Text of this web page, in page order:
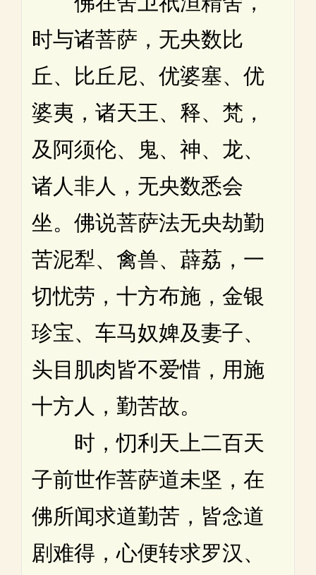
时与诸菩萨，无央数比
丘、比丘尼、优婆塞、优
婆夷，诸天王、释、梵，
及阿须伦、鬼、神、龙、
诸人非人，无央数悉会
坐。佛说菩萨法无央劫勤
苦泥犁、禽兽、薜荔，一
切忧劳，十方布施，金银
珍宝、车马奴婢及妻子、
头目肌肉皆不爱惜，用施
十方人，勤苦故。
时，忉利天上二百天
子前世作菩萨道未坚，在
佛所闻求道勤苦，皆念道
剧难得，心便转求罗汉、